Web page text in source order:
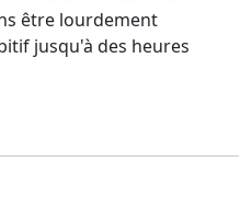
être lourdement
jusqu'à des heures